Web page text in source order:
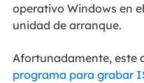
operativo Windows en
unidad de arranque.
Afortunadamente, este
programa para grabar